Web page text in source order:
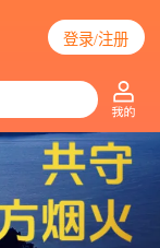
登录/注册